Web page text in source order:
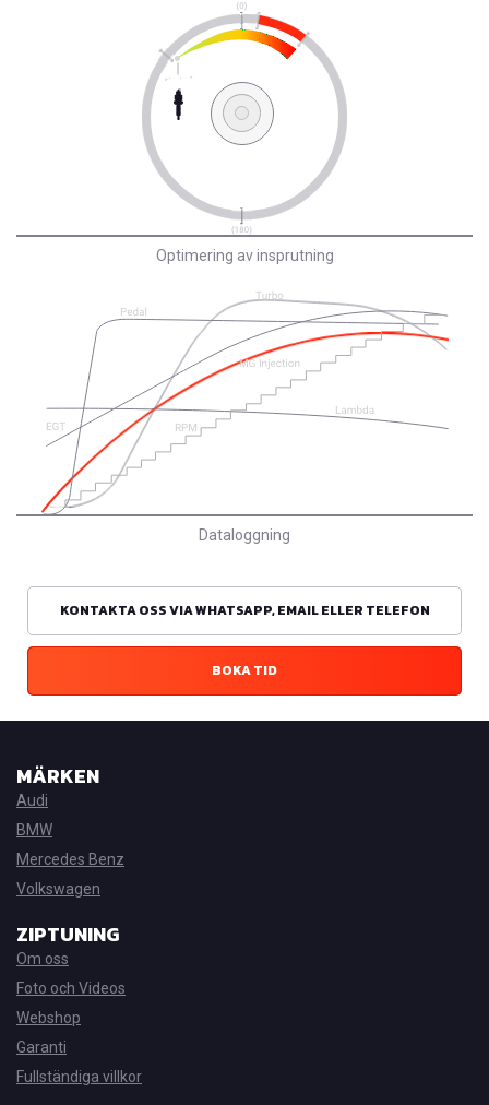
Optimering av insprutning
Dataloggning
KONTAKTA OSS VIA WHATSAPP, EMAIL ELLER TELEFON
BOKA TID
MÄRKEN
Audi
BMW
Mercedes Benz
Volkswagen
ZIPTUNING
Om oss
Foto och Videos
Webshop
Garanti
Fullständiga villkor